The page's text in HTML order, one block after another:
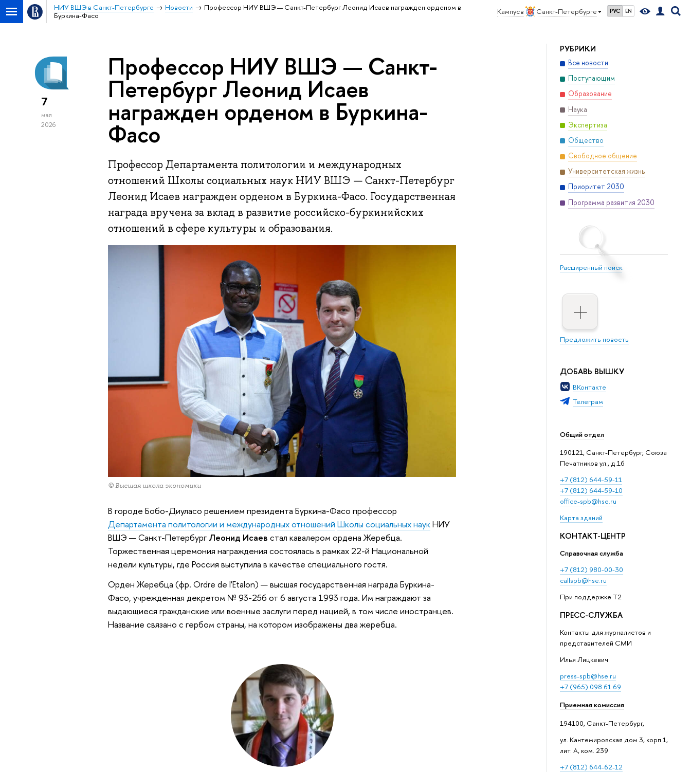
Кампус в Санкт-Петербурге РУС EN
НИУ ВШЭ в Санкт-Петербурге Новости
Профессор НИУ ВШЭ — Санкт-Петербург Леонид Исаев награжден орденом в
Буркина-Фасо
РУБРИКИ
Все новости
Поступающим
Образование
Наука
Экспертиза
Общество
Свободное общение
Университетская жизнь
Приоритет 2030
Программа развития 2030
Расширенный поиск
Предложить новость
ДОБАВЬ ВЫШКУ
ВКонтакте
Телеграм
Общий отдел
190121, Санкт-Петербург, Союза
Печатников ул., д.16
+7 (812) 644-59-11
+7 (812) 644-59-10
office-spb@hse.ru
Карта зданий
КОНТАКТ-ЦЕНТР
Справочная служба
+7 (812) 980-00-30
callspb@hse.ru
При поддержке T2
ПРЕСС-СЛУЖБА
Контакты для журналистов и
представителей СМИ
Илья Лицкевич
press-spb@hse.ru
+7 (965) 098 61 69
Приемная комиссия
194100, Санкт-Петербург,
ул. Кантемировская дом 3, корп.1,
лит. А, ком. 239
+7 (812) 644-62-12
7
мая
2026
Профессор НИУ ВШЭ — Санкт-
Петербург Леонид Исаев
награжден орденом в Буркина-
Фасо
Профессор Департамента политологии и международных
отношений Школы социальных наук НИУ ВШЭ — Санкт-Петербург
Леонид Исаев награжден орденом в Буркина-Фасо. Государственная
награда вручена за вклад в развитие российско-буркинийских
отношений в сфере культуры и образования.
© Высшая школа экономики
В городе Бобо-Диуласо решением президента Буркина-Фасо профессор
Департамента политологии и международных отношений Школы социальных наукНИУ
ВШЭ — Санкт-Петербург Леонид Исаев стал кавалером ордена Жеребца.
Торжественная церемония награждения состоялась в рамках 22-й Национальной
недели культуры, где Россия выступила в качестве специального гостя.
Орден Жеребца (фр. Ordre de l'Etalon) — высшая государственная награда Буркина-
Фасо, учрежденная декретом № 93-256 от 6 августа 1993 года. Им награждают за
выдающиеся гражданские или военные заслуги перед нацией, в том числе иностранцев.
Название связано с гербом страны, на котором изображены два жеребца.